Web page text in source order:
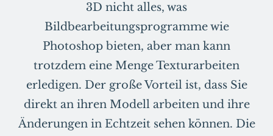
3D nicht alles, was
Bildbearbeitungsprogramme wie
Photoshop bieten, aber man kann
trotzdem eine Menge Texturarbeiten
erledigen. Der große Vorteil ist, dass Sie
direkt an ihren Modell arbeiten und ihre
Änderungen in Echtzeit sehen können. Die